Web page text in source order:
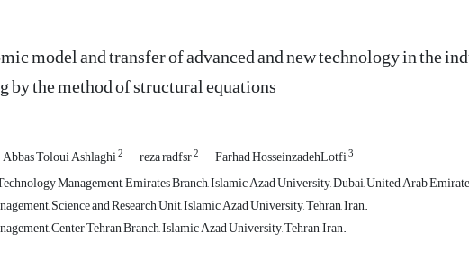
model and transfer of advanced and new technology in the
the method of structural equations
Abbas Toloui Ashlaghi2 reza radfsr2 Farhad HosseinzadehLotfi3
Management, Emirates Branch, Islamic Azad University, Dubai, United Arab
Science and Research Unit, Islamic Azad University, Tehran, Iran.
Center Tehran Branch, Islamic Azad University, Tehran, Iran.